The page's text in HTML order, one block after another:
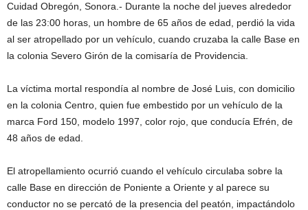
Cuidad Obregón, Sonora.- Durante la noche del jueves alrededor
de las 23:00 horas, un hombre de 65 años de edad, perdió la vida
al ser atropellado por un vehículo, cuando cruzaba la calle Base en
la colonia Severo Girón de la comisaría de Providencia.
La víctima mortal respondía al nombre de José Luis, con domicilio
en la colonia Centro, quien fue embestido por un vehículo de la
marca Ford 150, modelo 1997, color rojo, que conducía Efrén, de
48 años de edad.
El atropellamiento ocurrió cuando el vehículo circulaba sobre la
calle Base en dirección de Poniente a Oriente y al parece su
conductor no se percató de la presencia del peatón, impactándolo